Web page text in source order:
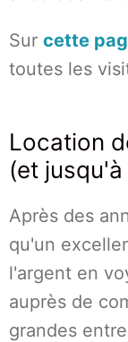
Sur cette
toutes les
Location
(et
Après des
qu'un
l'argent en
auprès de
grandes